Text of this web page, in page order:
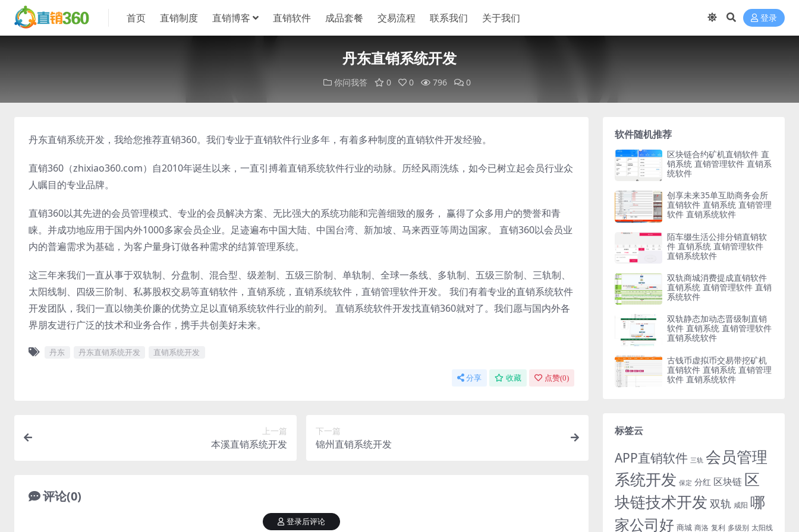
首页 直销制度 直销博客 直销软件 成品套餐 交易流程 联系我们 关于我们 登录
丹东直销系统开发
你问我答 0 0 796 0
丹东直销系统开发，我给您推荐直销360。我们专业于直销软件行业多年，有着多种制度的直销软件开发经验。
直销360（zhixiao360.com）自2010年诞生以来，一直引搏着直销系统软件行业的动脉。历经风雨洗练，如今已树立起会员行业众
人瞩目的专业品牌。
直销360以其先进的会员管理模式、专业的会员解决方案、无比强大的系统功能和完善细致的服务， 赢得了众多用户的赞誉和青
睐。并成功地应用于国内外1000多家会员企业。足迹遍布中国大陆、中国台湾、新加坡、马来西亚等周边国家。 直销360以会员业
内的普遍需求为基础，为客户量身订做各种需求的结算管理系统。
这三年来我们一直从事于双轨制、分盘制、混合型、级差制、五级三阶制、单轨制、全球一条线、多轨制、五级三阶制、三轨制、
太阳线制、四级三阶制、私募股权交易等直销软件，直销系统，直销系统软件，直销管理软件开发。 我们有着专业的直销系统软件
开发团队，我们一直以物美价廉的优势立足以直销系统软件行业的前列。 直销系统软件开发找直销360就对了。我们愿与国内外各
界朋友进行广泛的技术和业务合作，携手共创美好未来。
丹东 丹东直销系统开发 直销系统开发
分享 收藏 点赞(0)
上一篇
本溪直销系统开发
下一篇
锦州直销系统开发
评论(0)
登录后评论
软件随机推荐
区块链合约矿机直销软件 直
销系统 直销管理软件 直销系
统软件
创享未来35单互助商务会所
直销软件 直销系统 直销管理
软件 直销系统软件
陌车缀生活公排分销直销软
件 直销系统 直销管理软件
直销系统软件
双轨商城消费提成直销软件
直销系统 直销管理软件 直销
系统软件
双轨静态加动态晋级制直销
软件 直销系统 直销管理软件
直销系统软件
古钱币虚拟币交易带挖矿机
直销软件 直销系统 直销管理
软件 直销系统软件
标签云
APP直销软件 三轨 会员管理
系统开发 保定 分红 区块链 区
块链技术开发 双轨 咸阳 哪
家公司好 商城 商洛 复利 多级别 太阳线